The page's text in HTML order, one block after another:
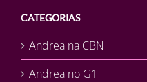
CATEGORIAS
Andrea na CBN
Andrea no G1